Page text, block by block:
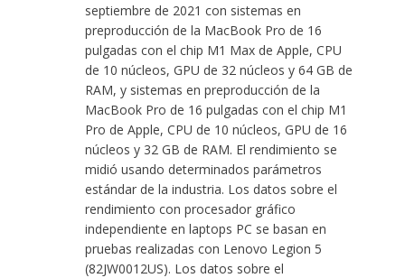
septiembre de 2021 con sistemas en
preproducción de la MacBook Pro de 16
pulgadas con el chip M1 Max de Apple, CPU
de 10 núcleos, GPU de 32 núcleos y 64 GB de
RAM, y sistemas en preproducción de la
MacBook Pro de 16 pulgadas con el chip M1
Pro de Apple, CPU de 10 núcleos, GPU de 16
núcleos y 32 GB de RAM. El rendimiento se
midió usando determinados parámetros
estándar de la industria. Los datos sobre el
rendimiento con procesador gráfico
independiente en laptops PC se basan en
pruebas realizadas con Lenovo Legion 5
(82JW0012US). Los datos sobre el